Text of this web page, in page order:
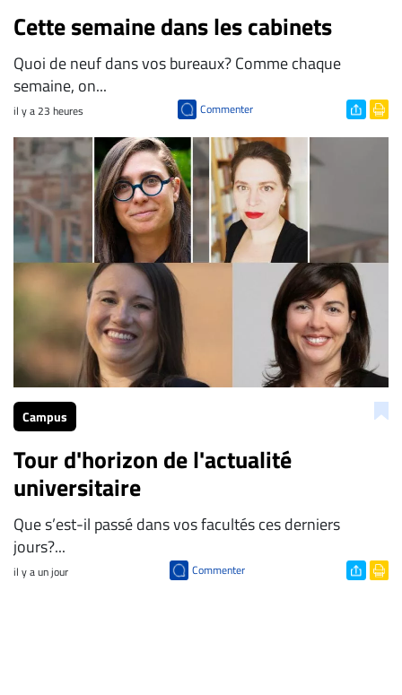
Cette semaine dans les cabinets
Quoi de neuf dans vos bureaux? Comme chaque
semaine, on...
il y a 23 heures Commenter
Campus
Tour d'horizon de l'actualité
universitaire
Que s’est-il passé dans vos facultés ces derniers
jours?...
il y a un jour Commenter